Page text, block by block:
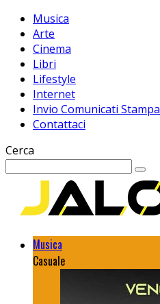
Musica
Arte
Cinema
Libri
Lifestyle
Internet
Invio Comunicati Stampa
Contattaci
Cerca
Musica
Casuale